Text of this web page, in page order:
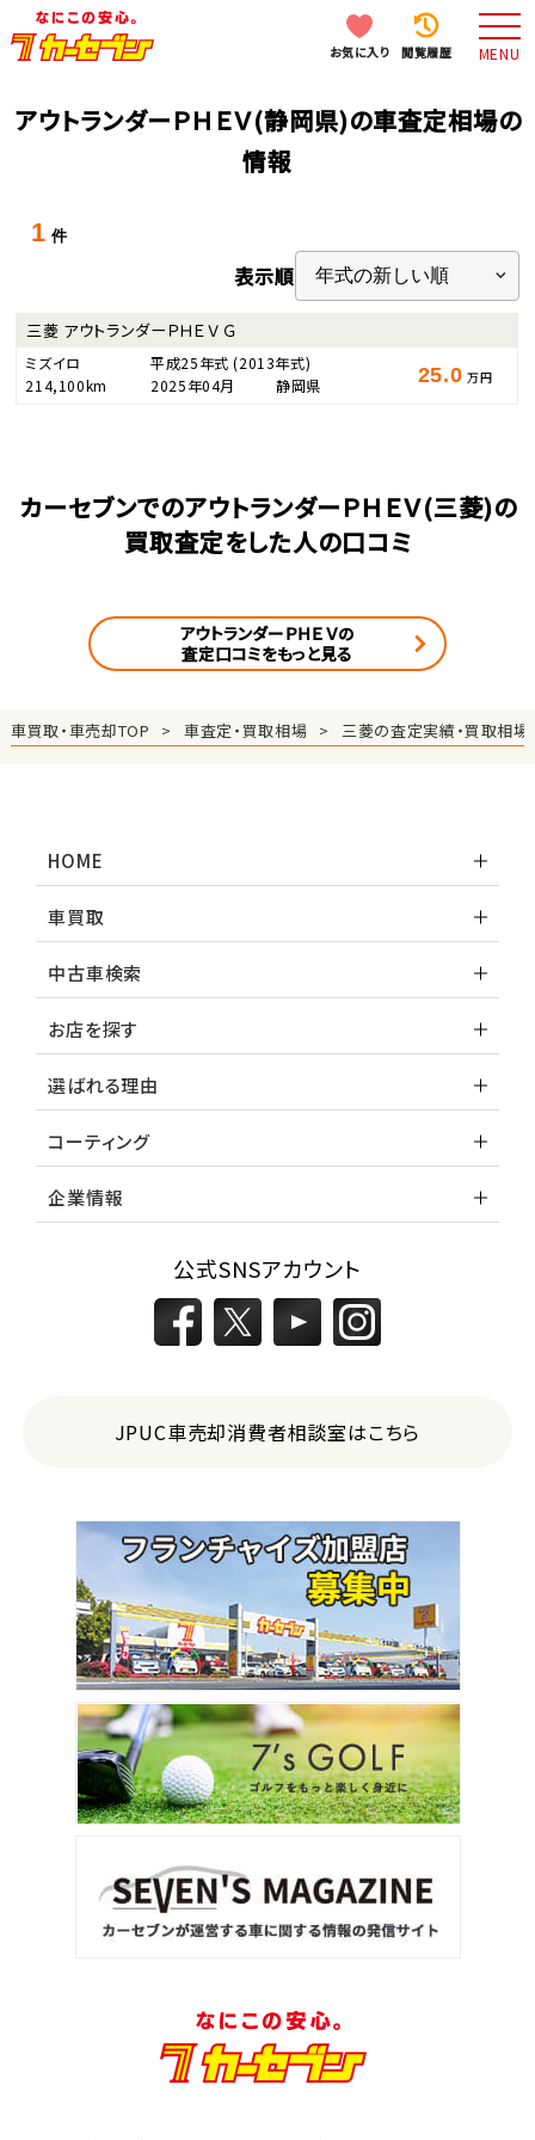
お気に入り 閲覧履歴 MENU
アウトランダーＰＨＥＶ(静岡県)の車査定相場の
情報
1 件
表示順
三菱 アウトランダーＰＨＥＶ Ｇ
ミズイロ 平成25年式(2013年式)
214,100km
2025年04月 静岡県 25.0 万円
カーセブンでのアウトランダーＰＨＥＶ(三菱)の
買取査定をした人の口コミ
アウトランダーＰＨＥＶの
査定口コミをもっと見る
車買取・車売却TOP 車査定・買取相場 三菱の査定実績・買取相場
HOME
車買取
中古車検索
お店を探す
選ばれる理由
コーティング
企業情報
公式SNSアカウント
JPUC車売却消費者相談室はこちら